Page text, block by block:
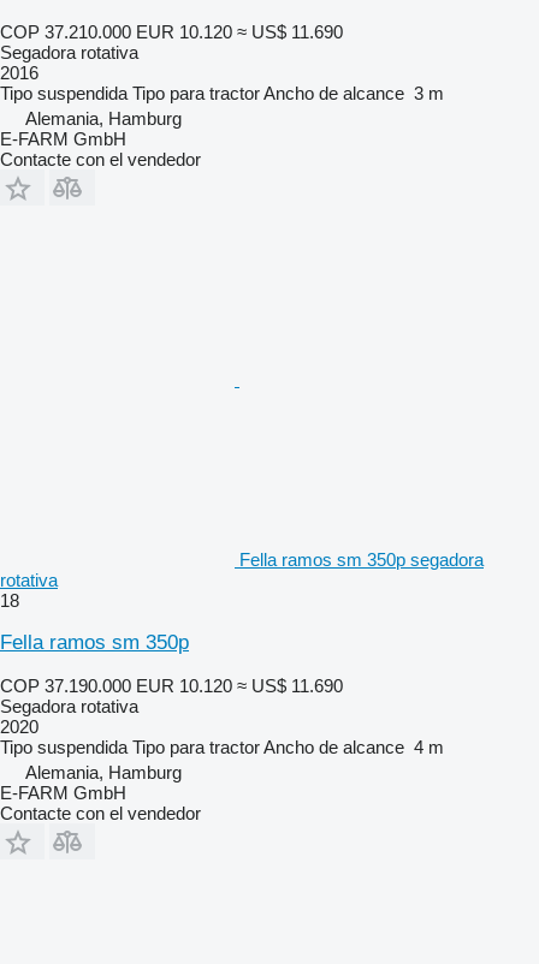
COP 37.210.000 EUR 10.120 ≈ US$ 11.690
Segadora rotativa
2016
Tipo suspendida Tipo para tractorAncho de alcance 3 m
Alemania, Hamburg
E-FARM GmbH
Contacte con el vendedor
Fella ramos sm 350p segadora
rotativa
18
Fella ramos sm 350p
COP 37.190.000 EUR 10.120 ≈ US$ 11.690
Segadora rotativa
2020
Tipo suspendida Tipo para tractorAncho de alcance 4 m
Alemania, Hamburg
E-FARM GmbH
Contacte con el vendedor